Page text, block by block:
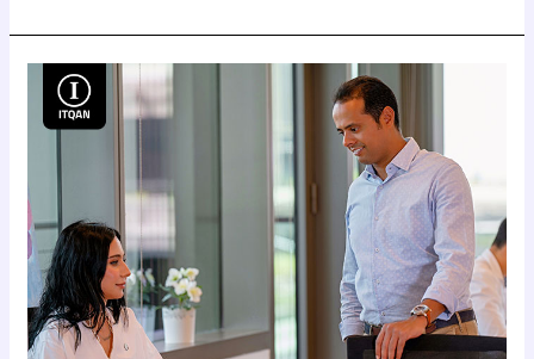
رسوم
الرخصة
التجارية
دبي